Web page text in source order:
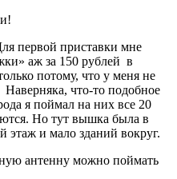
первой приставки мне
аж за 150 рублей в
потому, что у меня не
что-то подобное
я поймал на них все 20
Но тут вышка была в
этаж и мало зданий вокруг.
антенну можно поймать